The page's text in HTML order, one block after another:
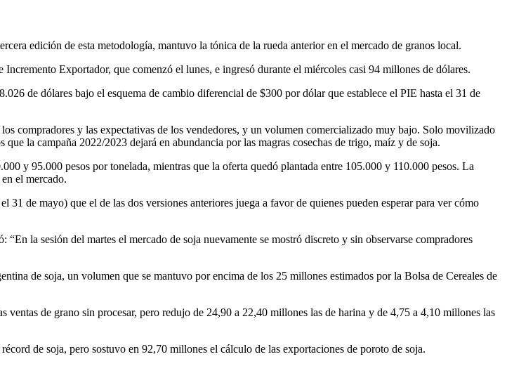
edición de esta metodología, mantuvo la tónica de la rueda anterior en el mercado de granos local.
Exportador, que comenzó el lunes, e ingresó durante el miércoles casi 94 millones de dólares.
de dólares bajo el esquema de cambio diferencial de $300 por dólar que establece el PIE hasta el 31 de
compradores y las expectativas de los vendedores, y un volumen comercializado muy bajo. Solo movilizado
la campaña 2022/2023 dejará en abundancia por las magras cosechas de trigo, maíz y de soja.
y 95.000 pesos por tonelada, mientras que la oferta quedó plantada entre 105.000 y 110.000 pesos. La
el mercado.
de mayo) que el de las dos versiones anteriores juega a favor de quienes pueden esperar para ver cómo
la sesión del martes el mercado de soja nuevamente se mostró discreto y sin observarse compradores
de soja, un volumen que se mantuvo por encima de los 25 millones estimados por la Bolsa de Cereales de
de grano sin procesar, pero redujo de 24,90 a 22,40 millones las de harina y de 4,75 a 4,10 millones las
de soja, pero sostuvo en 92,70 millones el cálculo de las exportaciones de poroto de soja.